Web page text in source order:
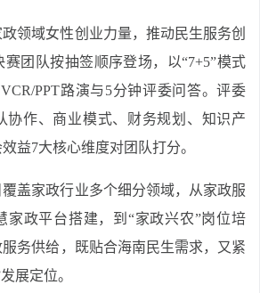
领域女性创业力量，推动民生服务创
团队按抽签顺序登场，以“7+5”模式
PPT路演与5分钟评委问答。评委
协作、商业模式、财务规划、知识产
益7大核心维度对团队打分。
盖家政行业多个细分领域，从家政服
家政平台搭建，到“家政兴农”岗位培
务供给，既贴合海南民生需求，又紧
展定位。